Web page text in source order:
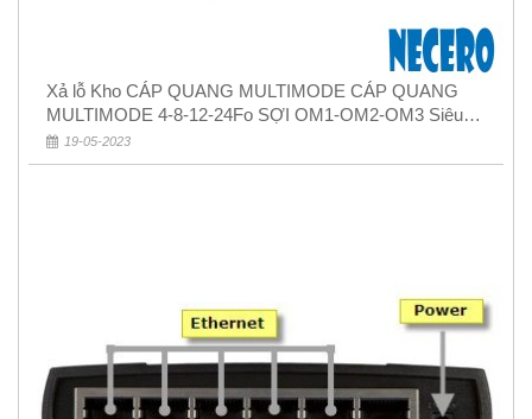
Xả lỗ Kho CÁP QUANG MULTIMODE CÁP QUANG
MULTIMODE 4-8-12-24Fo SỢI OM1-OM2-OM3 Siêu
Rẻ 5k
19-05-2023